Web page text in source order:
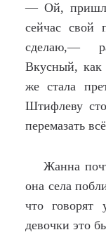
— Ой,
сейчас свой
сделаю,—
Вкусный,
же стала
Штифлеву
перемазать
Жанна
она села
что говорят
девочки это